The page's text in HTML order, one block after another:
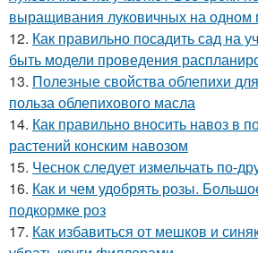
выращивания луковичных на одном
12. Как правильно посадить сад на
быть модели проведения
13. Полезные свойства облепихи
польза облепихового масла
14. Как правильно вносить навоз в
растений конским навозом
15. Чеснок следует измельчать по-
16. Как и чем удобрять розы.
подкормке роз
17. Как избавиться от мешков и